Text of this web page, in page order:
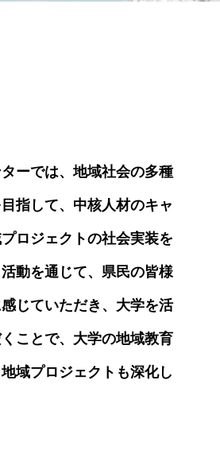
ーでは、地域社会の多種
指して、中核人材のキャ
ロジェクトの社会実装を
動を通じて、県民の皆様
じていただき、大学を活
ことで、大学の地域教育
域プロジェクトも深化し